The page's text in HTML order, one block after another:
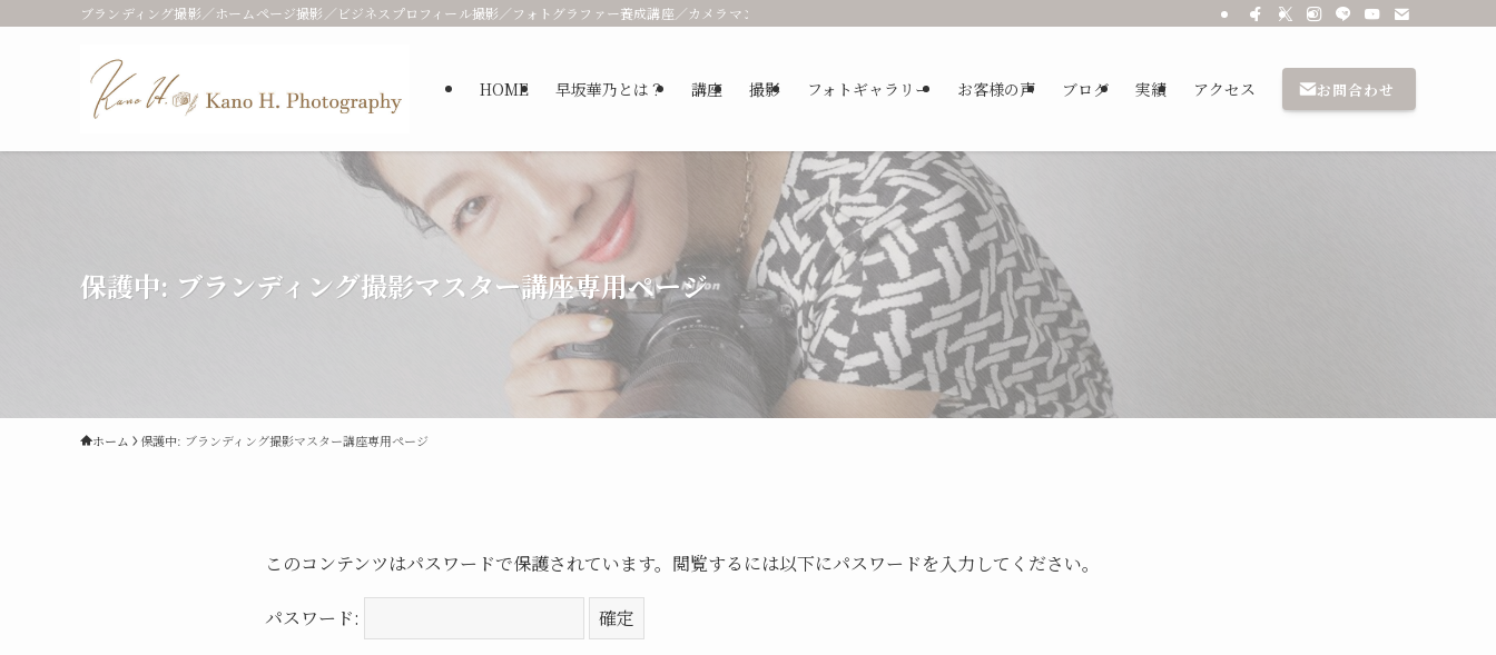
ブランディング撮影／ホームページ撮影／ビジネスプロフィール撮影／フォトグラファー養成講座／カメラマン／パーソナルブランディング 早坂華乃
HOME 早坂華乃とは？ 講座 撮影 フォトギャラリー お客様の声 ブログ 実績 アクセス お問合わせ
保護中: ブランディング撮影マスター講座専用ページ
ホーム 保護中: ブランディング撮影マスター講座専用ページ
このコンテンツはパスワードで保護されています。閲覧するには以下にパスワードを入力してください。
パスワード: